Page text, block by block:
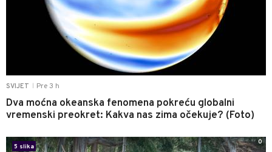
SVIJET Pre 3 h
Dva moćna okeanska fenomena pokreću globalni
vremenski preokret: Kakva nas zima očekuje? (Foto)
5 slika
0